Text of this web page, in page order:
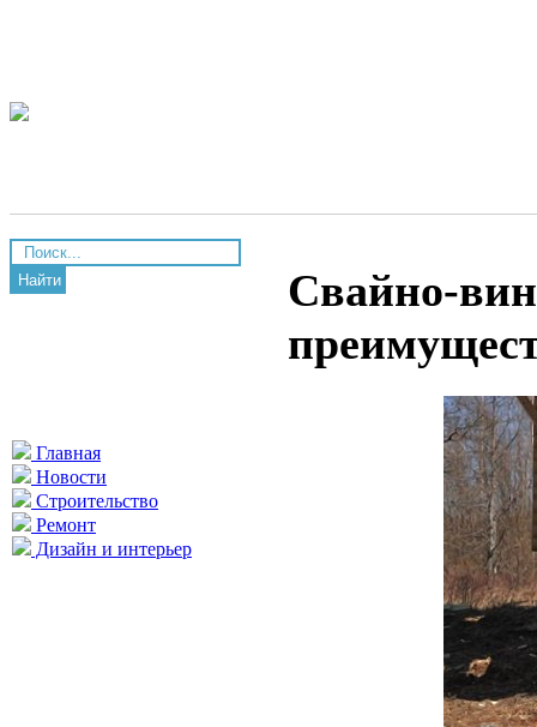
Найти
Главная
Новости
Строительство
Ремонт
Дизайн и интерьер
Свайно-